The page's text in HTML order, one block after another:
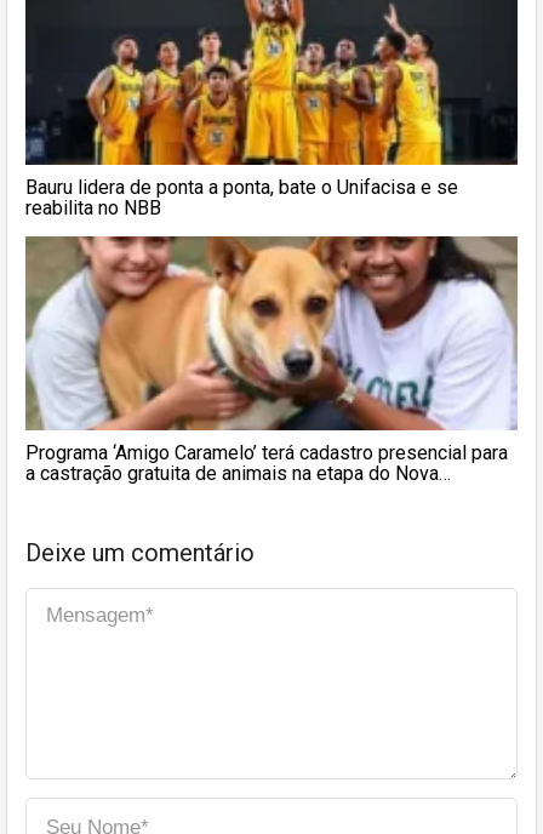
Bauru lidera de ponta a ponta, bate o Unifacisa e se
reabilita no NBB
Programa ‘Amigo Caramelo’ terá cadastro presencial para
a castração gratuita de animais na etapa do Nova
Deixe um comentário